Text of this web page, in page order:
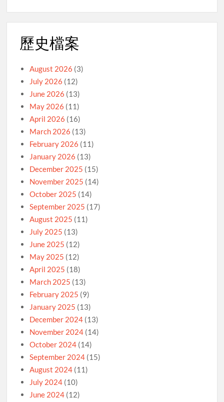
歷史檔案
August 2026 (3)
July 2026 (12)
June 2026 (13)
May 2026 (11)
April 2026 (16)
March 2026 (13)
February 2026 (11)
January 2026 (13)
December 2025 (15)
November 2025 (14)
October 2025 (14)
September 2025 (17)
August 2025 (11)
July 2025 (13)
June 2025 (12)
May 2025 (12)
April 2025 (18)
March 2025 (13)
February 2025 (9)
January 2025 (13)
December 2024 (13)
November 2024 (14)
October 2024 (14)
September 2024 (15)
August 2024 (11)
July 2024 (10)
June 2024 (12)